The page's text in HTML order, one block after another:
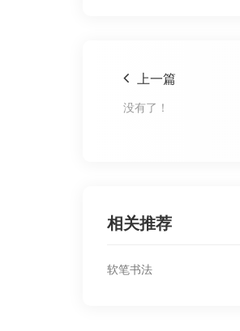
上一篇
没有了！
相关推荐
软笔书法